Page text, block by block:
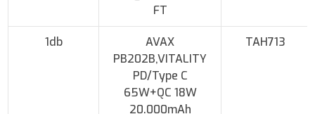
FT
1db
AVAX
PB202B,VITALITY
PD/Type C
65W+QC 18W
20.000mAh
TAH713